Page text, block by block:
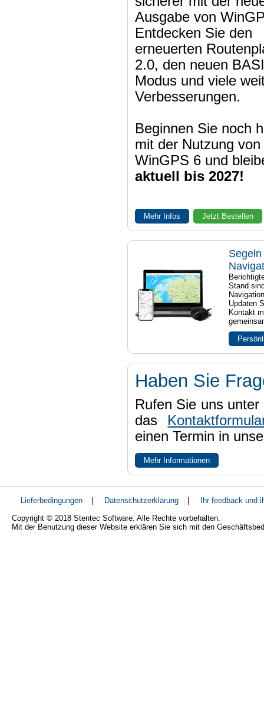
Ausgabe von
Entdecken Sie den
erneuerten
2.0, den neuen
Modus und viele
Verbesserungen.
Beginnen Sie noch
mit der Nutzung von
WinGPS 6 und
aktuell bis 2027!
Mehr Infos Jetzt Bestellen
Stand
Updaten
Kontakt
Haben Sie
Rufen Sie uns
das
einen Termin in
Mehr Informationen
Lieferbedingungen | Datenschutzerklärung |
Ihr feedback und
Copyright © 2018 Stentec Software. Alle Rechte vorbehalten.
Mit der Benutzung dieser Website erklären Sie sich mit den